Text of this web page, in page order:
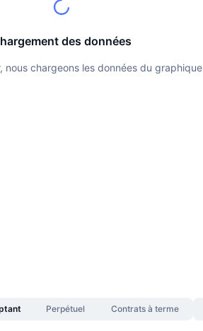
des données
nous chargeons les données du graphique
Perpétuel Contrats à terme